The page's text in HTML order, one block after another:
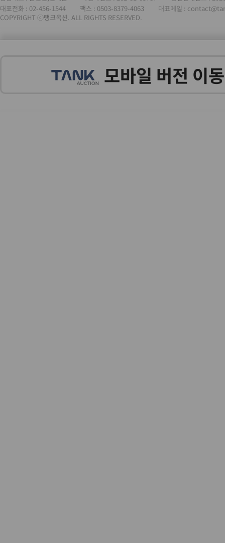
대표전화 : 02-456-1544 팩스 : 0503-8379-4063
대표메일 :
COPYRIGHT ⓒ탱크옥션. ALL RIGHTS RESERVED.
모바일 버전 이동